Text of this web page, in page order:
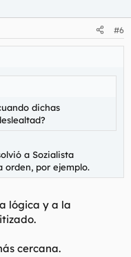
#6
dichas
a Sozialista
orden, por ejemplo.
lógica y a la
cercana.